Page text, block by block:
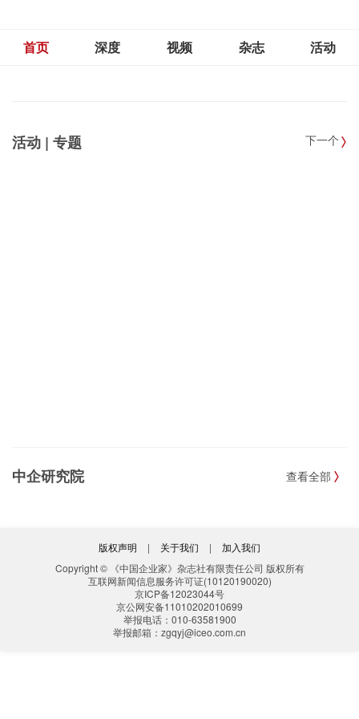
首页 深度 视频 杂志 活动
活动 | 专题 下一个
中企研究院 查看全部
版权声明 | 关于我们 |
加入我们
Copyright © 《中国企业家》杂志社有限责任公司 版权所有
互联网新闻信息服务许可证(10120190020)
京ICP备12023044号
京公网安备11010202010699
举报电话：010-63581900
举报邮箱：zgqyj@iceo.com.cn